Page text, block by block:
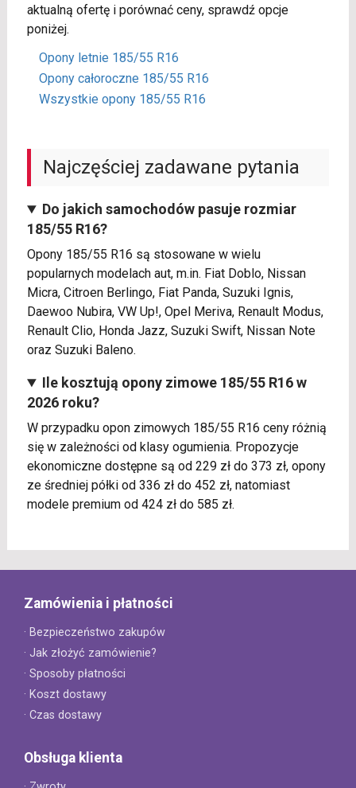
aktualną ofertę i porównać ceny, sprawdź opcje
poniżej.
Opony letnie 185/55 R16
Opony całoroczne 185/55 R16
Wszystkie opony 185/55 R16
Najczęściej zadawane pytania
Do jakich samochodów pasuje rozmiar
185/55 R16?
Opony 185/55 R16 są stosowane w wielu
popularnych modelach aut, m.in. Fiat Doblo, Nissan
Micra, Citroen Berlingo, Fiat Panda, Suzuki Ignis,
Daewoo Nubira, VW Up!, Opel Meriva, Renault Modus,
Renault Clio, Honda Jazz, Suzuki Swift, Nissan Note
oraz Suzuki Baleno.
Ile kosztują opony zimowe 185/55 R16 w
2026 roku?
W przypadku opon zimowych 185/55 R16 ceny różnią
się w zależności od klasy ogumienia. Propozycje
ekonomiczne dostępne są od 229 zł do 373 zł, opony
ze średniej półki od 336 zł do 452 zł, natomiast
modele premium od 424 zł do 585 zł.
Zamówienia i płatności
· Bezpieczeństwo zakupów
· Jak złożyć zamówienie?
· Sposoby płatności
· Koszt dostawy
· Czas dostawy
Obsługa klienta